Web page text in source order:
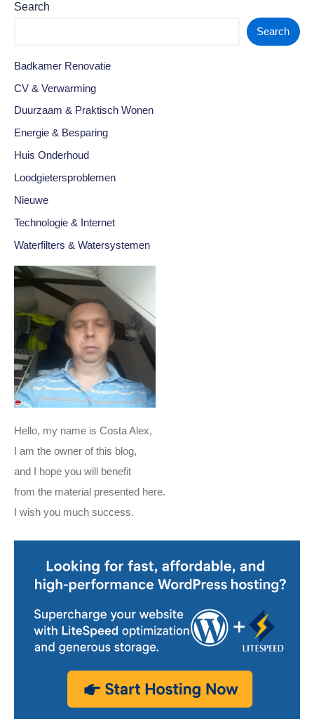
Search
Search
Badkamer Renovatie
CV & Verwarming
Duurzaam & Praktisch Wonen
Energie & Besparing
Huis Onderhoud
Loodgietersproblemen
Nieuwe
Technologie & Internet
Waterfilters & Watersystemen
Hello, my name is Costa Alex,
I am the owner of this blog,
and I hope you will benefit
from the material presented here.
I wish you much success.